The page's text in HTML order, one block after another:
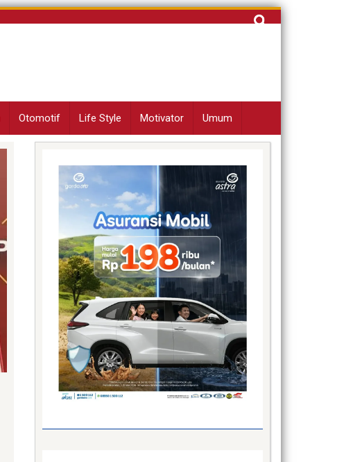
Cari
Otomotif Life Style Motivator Umum